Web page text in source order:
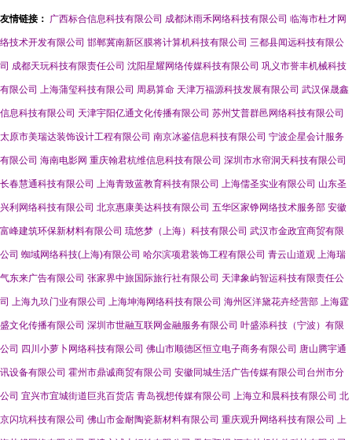
友情链接： 广西标合信息科技有限公司 成都沐雨禾网络科技有限公司 临海市杜才网
络技术开发有限公司 邯郸冀南新区膜将计算机科技有限公司 三都县闻远科技有限公
司 成都天玩科技有限责任公司 沈阳星耀网络传媒科技有限公司 巩义市誉丰机械科技
有限公司 上海蒲玺科技有限公司 周易算命 天津万福源科技发展有限公司 武汉保晟鑫
信息科技有限公司 天津宇阳亿通文化传播有限公司 苏州艾普群邑网络科技有限公司
太原市美瑞达装饰设计工程有限公司 南京冰鉴信息科技有限公司 宁波企星会计服务
有限公司 海南电影网 重庆翰君杭维信息科技有限公司 深圳市水帘洞天科技有限公司
长春慧通科技有限公司 上海青致蓝教育科技有限公司 上海儒圣实业有限公司 山东圣
兴利网络科技有限公司 北京惠康美达科技有限公司 五华区家铮网络技术服务部 安徽
富峰建筑环保新材料有限公司 琉悠梦（上海）科技有限公司 武汉市金政宜商贸有限
公司 蜘域网络科技(上海)有限公司 哈尔滨项君装饰工程有限公司 青云山道观 上海瑞
气东来广告有限公司 张家界中旅国际旅行社有限公司 天津象屿智运科技有限责任公
司 上海九玖门业有限公司 上海坤海网络科技有限公司 海州区洋黛花卉经营部 上海霆
盛文化传播有限公司 深圳市世融互联网金融服务有限公司 叶盛添科技（宁波）有限
公司 四川小萝卜网络科技有限公司 佛山市顺德区恒立电子商务有限公司 唐山腾宇通
讯设备有限公司 霍州市鼎诚商贸有限公司 安徽同城生活广告传媒有限公司台州市分
公司 宜兴市宜城街道巨兆百货店 青岛视想传媒有限公司 上海立和晨科技有限公司 北
京闪坑科技有限公司 佛山市金耐陶瓷新材料有限公司 重庆观升网络科技有限公司 上